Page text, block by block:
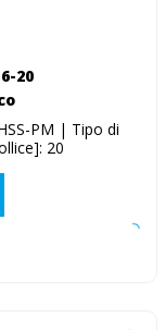
20
PM | Tipo di
20